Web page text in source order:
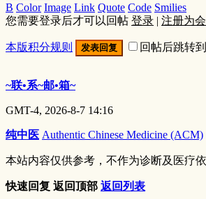
B Color Image Link Quote Code Smilies
您需要登录后才可以回帖 登录 | 注册为
本版积分规则 发表回复 回帖后跳转
~联•系~邮•箱~
GMT-4, 2026-8-7 14:16
纯中医 Authentic Chinese Medicine (ACM)
本站内容仅供参考，不作为诊断及医疗
快速回复 返回顶部 返回列表